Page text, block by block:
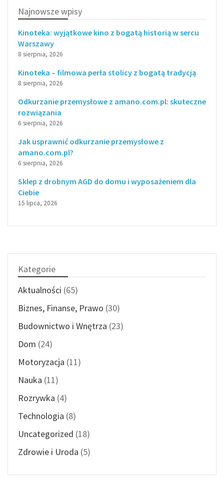
Najnowsze wpisy
Kinoteka: wyjątkowe kino z bogatą historią w sercu
Warszawy
8 sierpnia, 2026
Kinoteka – filmowa perła stolicy z bogatą tradycją
8 sierpnia, 2026
Odkurzanie przemysłowe z amano.com.pl: skuteczne
rozwiązania
6 sierpnia, 2026
Jak usprawnić odkurzanie przemysłowe z
amano.com.pl?
6 sierpnia, 2026
Sklep z drobnym AGD do domu i wyposażeniem dla
Ciebie
15 lipca, 2026
Kategorie
Aktualności (65)
Biznes, Finanse, Prawo (30)
Budownictwo i Wnętrza (23)
Dom (24)
Motoryzacja (11)
Nauka (11)
Rozrywka (4)
Technologia (8)
Uncategorized (18)
Zdrowie i Uroda (5)